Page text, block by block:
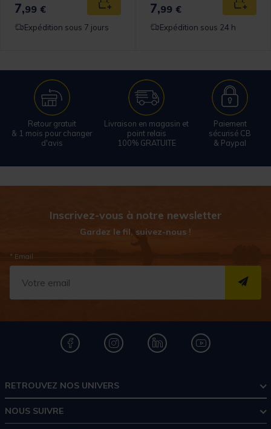
panier
7,99 € Ajouter au panier
Expédition sous 7 jours
7,99 €
Expédition sous 24 h
Retour gratuit
& 1 mois pour changer
d'avis
Livraison en magasin et
point relais
100% GRATUITE
Paiement
sécurisé CB
& Paypal
Inscrivez-vous à notre newsletter
Gardez le fil, suivez-nous !
* Email
RETROUVEZ NOS UNIVERS
NOUS SUIVRE